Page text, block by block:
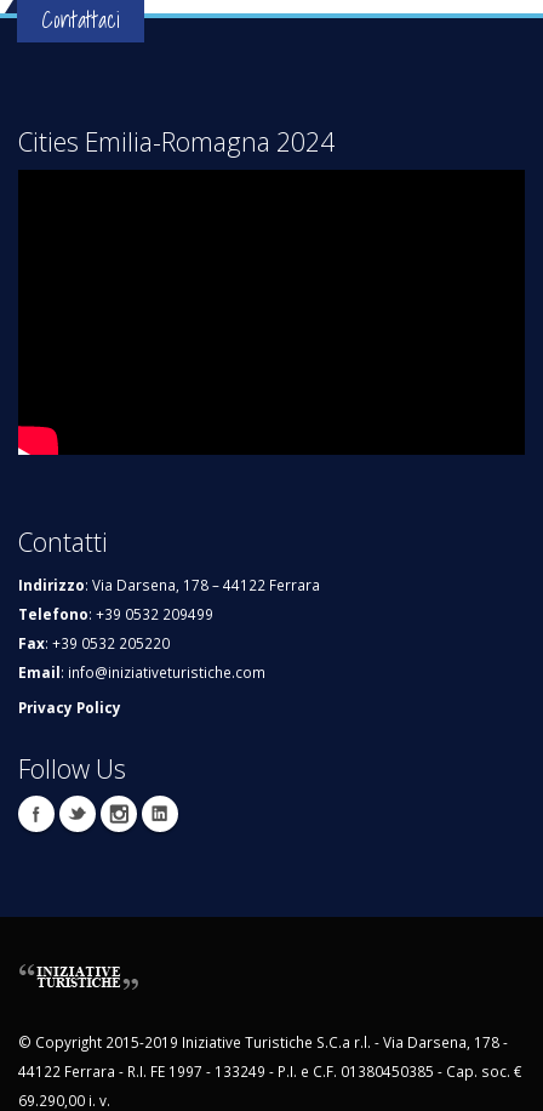
Contattaci
Cities Emilia-Romagna 2024
Contatti
Indirizzo: Via Darsena, 178 – 44122 Ferrara
Telefono: +39 0532 209499
Fax: +39 0532 205220
Email: info@iniziativeturistiche.com
Privacy Policy
Follow Us
© Copyright 2015-2019 Iniziative Turistiche S.C.a r.l. - Via Darsena, 178 -
44122 Ferrara - R.I. FE 1997 - 133249 - P.I. e C.F. 01380450385 - Cap. soc. €
69.290,00 i. v.